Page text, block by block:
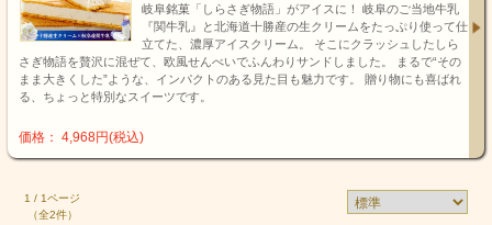
岐阜銘菓「しらさぎ物語」がアイスに！ 岐阜のご当地牛乳
『関牛乳』と北海道十勝産の生クリームをたっぷり使って仕
立てた、濃厚アイスクリーム。 そこにクラッシュしたしら
さぎ物語を贅沢に混ぜて、欧風せんべいでふんわりサンドしました。 まるで“その
まま大きくした”ような、インパクトのある見た目も魅力です。 贈り物にも喜ばれ
る、ちょっと特別なスイーツです。
価格： 4,968円(税込)
1 / 1ページ
（全2件）